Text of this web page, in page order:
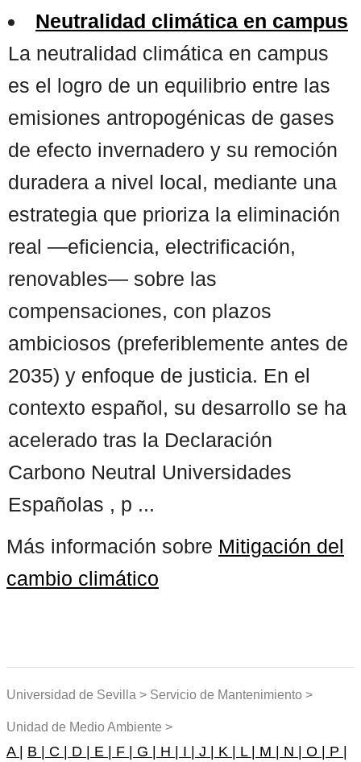
Neutralidad climática en campus
La neutralidad climática en campus
es el logro de un equilibrio entre las
emisiones antropogénicas de gases
de efecto invernadero y su remoción
duradera a nivel local, mediante una
estrategia que prioriza la eliminación
real —eficiencia, electrificación,
renovables— sobre las
compensaciones, con plazos
ambiciosos (preferiblemente antes de
2035) y enfoque de justicia. En el
contexto español, su desarrollo se ha
acelerado tras la Declaración
Carbono Neutral Universidades
Españolas , p ...
Más información sobre Mitigación del
cambio climático
Universidad de Sevilla > Servicio de Mantenimiento >
Unidad de Medio Ambiente >
A | B | C | D | E | F | G | H | I | J | K | L | M | N | O | P |